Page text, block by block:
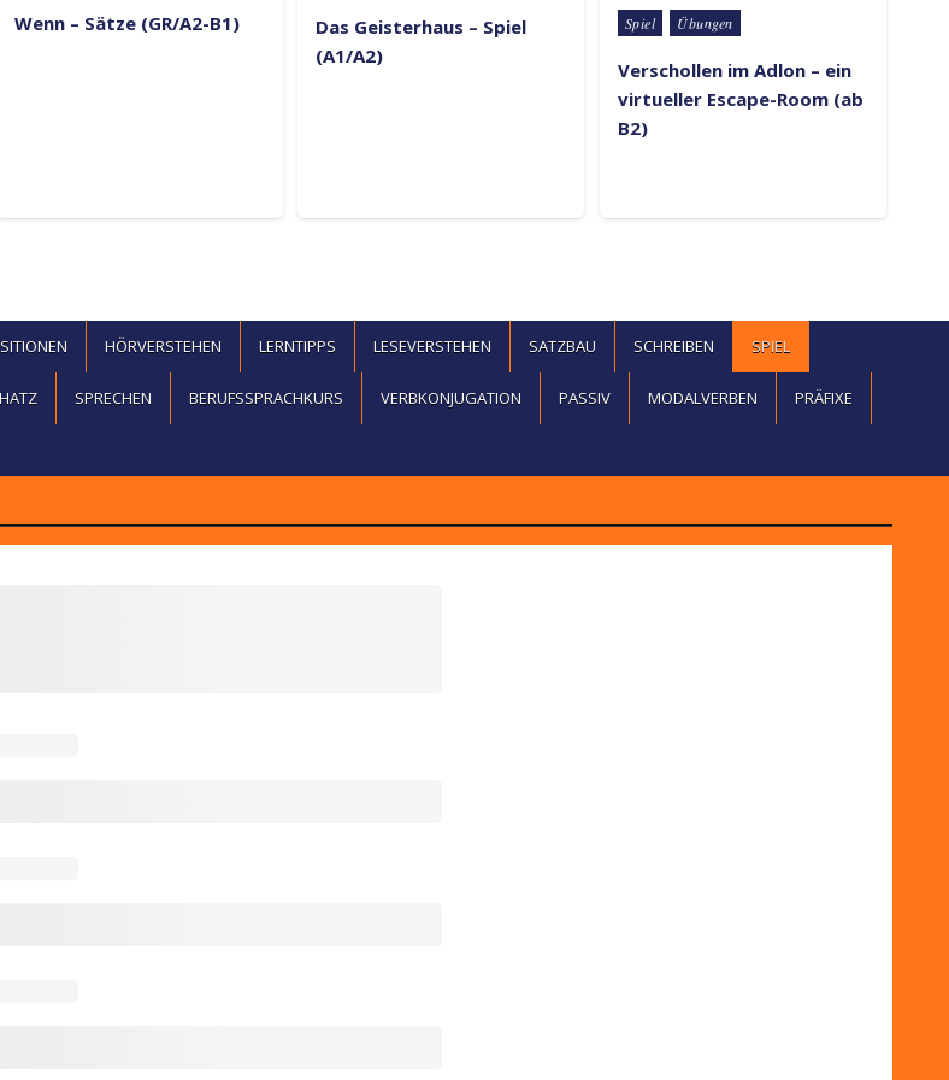
Wenn – Sätze (GR/A2-B1)
Das Geisterhaus – Spiel
(A1/A2)
Spiel
Übungen
Verschollen im Adlon – ein
virtueller Escape-Room (ab
B2)
HÖRVERSTEHEN LERNTIPPS LESEVERSTEHEN SATZBAU SCHREIBEN SPIEL
SPRECHEN BERUFSSPRACHKURS VERBKONJUGATION PASSIV MODALVERBEN PRÄFIXE